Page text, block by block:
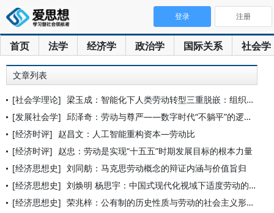
首页 法学 经济学 政治学 国际关系 社会学
登录 注册
文章列表
[社会学理论] 梁玉成：智能化下人类劳动转型三重脱嵌：组织、关系与个体
[发展社会学] 邱泽奇：劳动与尊严——数字时代“不躺平”的逻辑前提
[经济时评] 赵昌文：人工智能重构资本—劳动比
[经济时评] 赵忠：劳动是实现“十五五”时期发展目标的根本力量
[经济思想史] 刘同舫：马克思劳动概念的辩证内涵与价值旨归
[经济思想史] 刘焕明 杨思宇：中国式现代化视域下适度劳动的人文意蕴
[经济思想史] 荣兆梓：公有制的历史性质与劳动的社会主义形式